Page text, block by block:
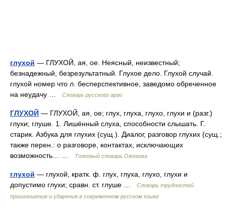
глухой — ГЛУХОЙ, ая, ое. Неясный, неизвестный;
безнадежный, безрезультатный. Глухое дело. Глухой случай.
глухой номер что л. бесперспективное, заведомо обреченное
на неудачу …
Словарь русского арго
ГЛУХОЙ — ГЛУХОЙ, ая, ое; глух, глуха, глухо, глухи и (разг.)
глухи; глуше. 1. Лишённый слуха, способности слышать. Г.
старик. Азбука для глухих (сущ.). Диалог, разговор глухих (сущ.;
также перен.: о разговоре, контактах, исключающих
возможность… …
Толковый словарь Ожегова
глухой — глухой, кратк. ф. глух, глуха, глухо, глухи и
допустимо глухи; сравн. ст. глуше …
Словарь трудностей
произношения и ударения в современном русском языке